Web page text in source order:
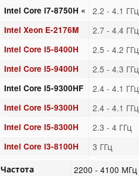
Intel Core i7-8750H « 2.2 - 4.1 ГГц
Intel Xeon E-2176M 2.7 - 4.4 ГГц
Intel Core i5-8400H 2.5 - 4.2 ГГц
Intel Core i5-9400H 2.5 - 4.3 ГГц
Intel Core i5-9300HF 2.4 - 4.1 ГГц
Intel Core i5-9300H 2.4 - 4.1 ГГц
Intel Core i5-8300H 2.3 - 4 ГГц
Intel Core i3-8100H 3 ГГц
Частота 2200 - 4100 МГц